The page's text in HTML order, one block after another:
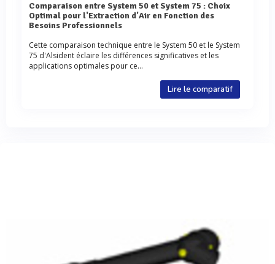
Comparaison entre System 50 et System 75 : Choix
Optimal pour l'Extraction d'Air en Fonction des
Besoins Professionnels
Cette comparaison technique entre le System 50 et le System
75 d'Alsident éclaire les différences significatives et les
applications optimales pour ce...
Lire le comparatif